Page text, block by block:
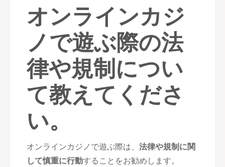
オンラインカジ
ノで遊ぶ際の法
律や規制につい
て教えてくださ
い。
オンラインカジノで遊ぶ際は、 法律や規制に関
して慎重に行動することをお勧めします。